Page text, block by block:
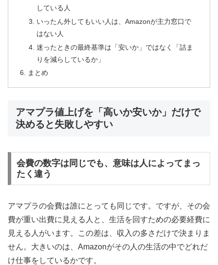
している人
いったん外してもいい人は、Amazonが主力窓口で
はない人
迷ったときの最終基準は「安いか」ではなく「詰ま
りを減らしているか」
まとめ
アマプラ値上げを「高いか安いか」だけで
決めると失敗しやすい
会費の数字は同じでも、意味は人によってまっ
たく違う
アマプラの会費は誰にとっても同じです。ですが、その会
費が重い出費に見える人と、生活を回すための必要経費に
見える人がいます。この差は、収入の多さだけで決まりま
せん。大きいのは、Amazonがその人の生活の中でどれだ
け仕事をしているかです。